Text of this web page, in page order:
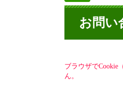
お問い
ブラウザでCookie
ん。